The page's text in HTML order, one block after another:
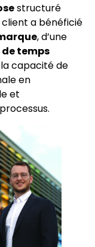
structuré
client a bénéficié
, d’une
temps
capacité de
en
et